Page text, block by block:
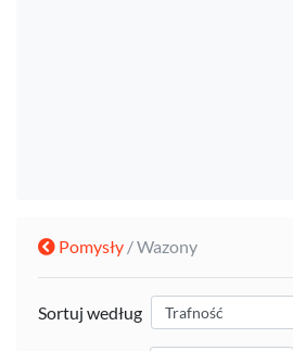
Pomysły / Wazony
Sortuj według